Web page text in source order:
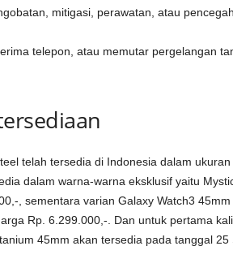
mitigasi, perawatan, atau
telepon, atau memutar pergelangan
telah tersedia di Indonesia dalam
dalam warna-warna eksklusif yaitu
, sementara varian Galaxy Watch3
Rp. 6.299.000,-. Dan untuk pertama
45mm akan tersedia pada tanggal